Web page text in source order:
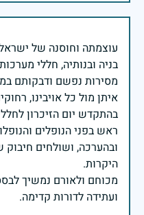
עוצמתה וחוסנה של
בניה ובנותיה, חללי
מסירות נפשם ודבקותם
בהתקדש יום הזיכרון
ראש בפני הנופלים
ובהערכה, ושולחים
מכוחם ולאורם נמשיך
ועתידה לדורות קדימה.